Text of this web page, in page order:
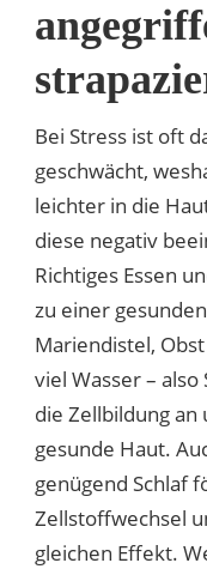
Bei Stress ist oft
geschwächt,
leichter in die
diese negativ
Richtiges Essen
zu einer
Mariendistel,
viel Wasser –
die Zellbildung
gesunde Haut.
genügend Schlaf
Zellstoffwechsel
gleichen Effekt.